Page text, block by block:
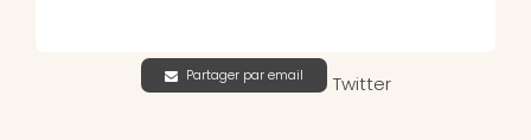
Partager par email Twitter